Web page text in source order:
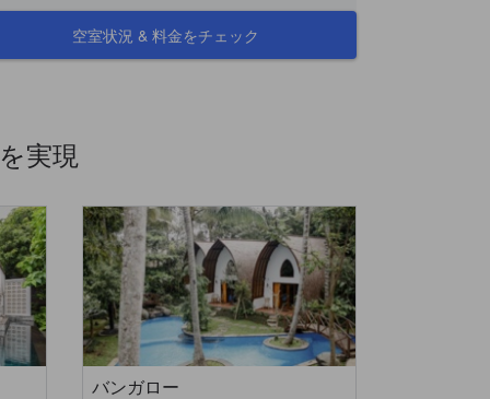
空室状況 & 料金をチェック
実現
バンガロー